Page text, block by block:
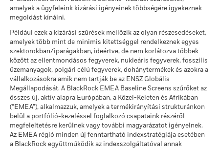
A
múltbeli teljesítmény nem jelent megbízható útmutatást a
jövőben egészen máshogy fejlődnek. Abban segíthet Önnek,
hogy felmérje, hogyan kezelték az alapot a múltban
A részvényosztály teljesítményét a nettó eszközérték (NAV)
alapján számítják ki, adott esetben a jövedelem
újrabefektetésével. A befektetésből származó hozam a
devizaárfolyam-ingadozások következtében növekedhet vagy
csökkenhet, ha a múltbeli teljesítményszámítástól eltérő
pénznemben fektet be.Forrás:Blackrock
Kedvező
A stresszforgatókönyv bemutatja, hogy szélsőséges piaci
körülmények esetén mekkora összeget kaphat vissza.
pontszám (0–10)
ekkor: 2026. júl. 17.
Lipper globális alapbesorolás
ekkor: 2026. júl. 17.
Equity Sector Financials
MSCI súlyozott átlagos
szénintenzitás (Tons
CO2E/$M SALES)
ekkor: 2026. júl. 17.
3,11
MSCI ESG % lefedettség
ekkor: 2026. júl. 17.
85,70
MSCI ESG minőségi
pontszám -
Versenytársszázalék
44,01
MSCI - Termikus szén
ekkor: -
MSCI - Szurokföldek
ekkor: -
-
Üzleti részvételi lefedettség -
Nem lefedett Alap
százalékos aránya
ekkor: -
amelyek a ügyfeleink kizárási igényeinek többségére igyekeznek
megoldást kínálni.
Például ezek a kizárási szűrések mellőzik az olyan részesedéseket,
amelyek több mint de minimis kitettséggel rendelkeznek egyes
szektorokban/iparágakban, ideértve, de nem korlátozva többek
között az ellentmondásos fegyverek, nukleáris fegyverek, fosszilis
üzemanyagok, polgári célú fegyverek, dohánytermékek és azokra a
vállalkozásokra amik nem tartják be az ENSZ Globális
Megállapodását. A BlackRock EMEA Baseline Screens szűrőket az
összes új, aktív alapra Európában, a Közel-Keleten és Afrikában
(“EMEA”), alkalmazzuk, amelyek a termékirányítási strukturánkon
belül a portfólió-kezeléssel foglalkozó csapataink részéről
megfeleltetésre kerülnek vagy további magyarázatot igényelnek.
Az EMEA régió minden új fenntartható indexstratégiája esetében
a BlackRock együttműködik az indexszolgáltatóval annak